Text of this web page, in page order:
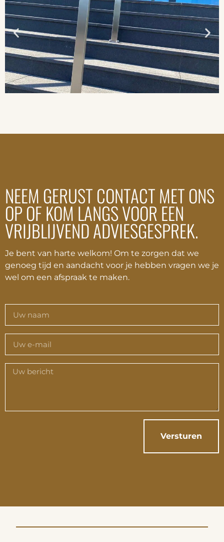
NEEM GERUST CONTACT MET ONS
OP OF KOM LANGS VOOR EEN
VRIJBLIJVEND ADVIESGESPREK.
Je bent van harte welkom! Om te zorgen dat we
genoeg tijd en aandacht voor je hebben vragen we je
wel om een afspraak te maken.
Versturen